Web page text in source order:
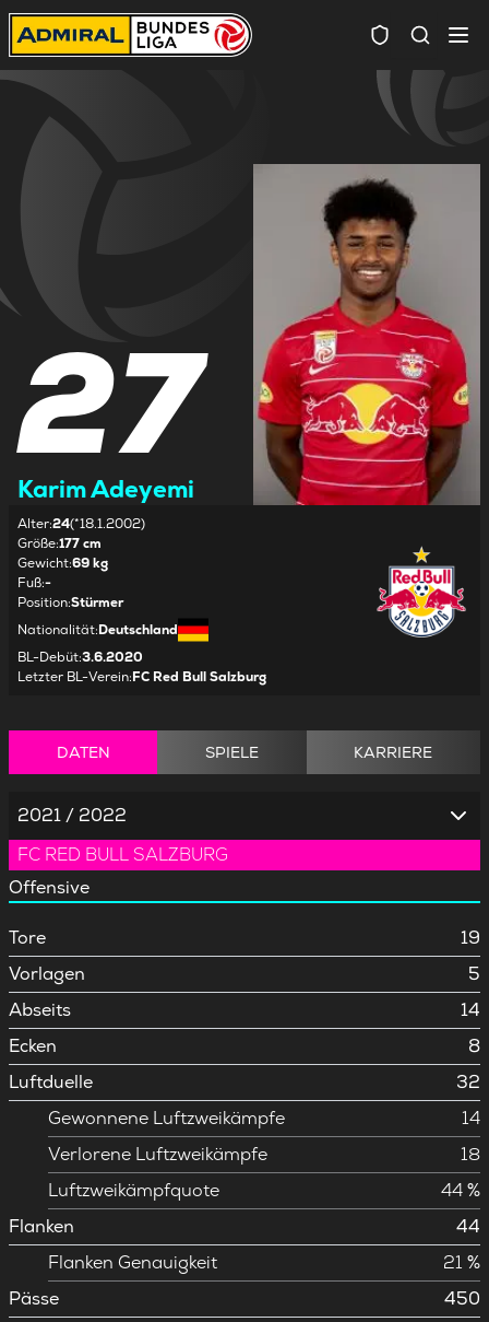
27
Karim Adeyemi
Alter:24(*18.1.2002)
Größe:177 cm
Gewicht:69 kg
Fuß:-
Position:Stürmer
Nationalität:Deutschland
BL-Debüt:3.6.2020
Letzter BL-Verein:FC Red Bull Salzburg
DATEN SPIELE KARRIERE
2021 / 2022
FC RED BULL SALZBURG
Offensive
Tore
19
Vorlagen
5
Abseits
14
Ecken
8
Luftduelle
32
Gewonnene Luftzweikämpfe
14
Verlorene Luftzweikämpfe
18
Luftzweikämpfquote
44 %
Flanken
44
Flanken Genauigkeit
21 %
Pässe
450